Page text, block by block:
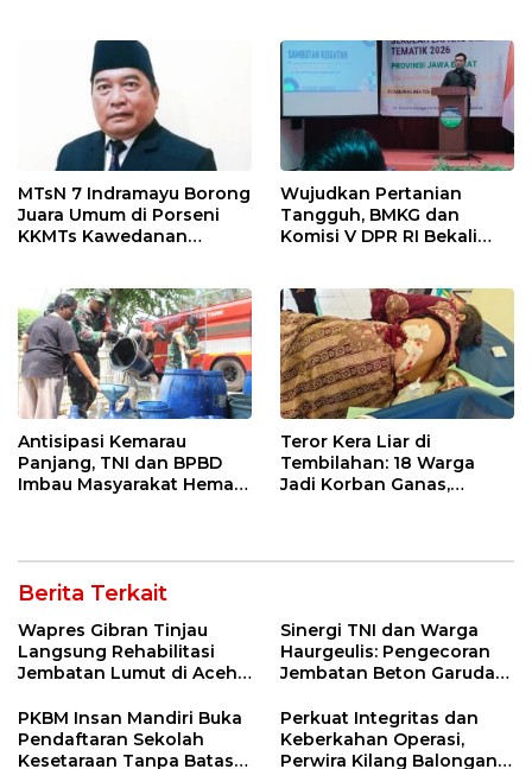
Indramayu
MTsN 7 Indramayu Borong
Juara Umum di Porseni
KKMTs Kawedanan
Wujudkan Pertanian
Tangguh, BMKG dan
Komisi V DPR RI Bekali
Antisipasi Kemarau
Panjang, TNI dan BPBD
Imbau Masyarakat Hemat
Teror Kera Liar di
Tembilahan: 18 Warga
Jadi Korban Ganas,
Berita Terkait
Wapres Gibran Tinjau
Langsung Rehabilitasi
Jembatan Lumut di Aceh
Konektivitas Pulih Cepat
Sinergi TNI dan Warga
Haurgeulis: Pengecoran
Jembatan Beton Garuda
PKBM Insan Mandiri Buka
Pendaftaran Sekolah
Kesetaraan Tanpa Batas
Perkuat Integritas dan
Keberkahan Operasi,
Perwira Kilang Balongan